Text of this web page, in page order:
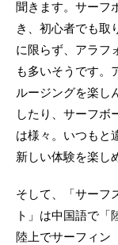
聞きます。サーフ
き、初心者でも取
に限らず、アラフ
も多いそうです。
ルージングを楽し
したり、サーフボ
は様々。いつもと
新しい体験を楽し
そして、「サーフ
ト」は中国語で「
陸上でサーフィン